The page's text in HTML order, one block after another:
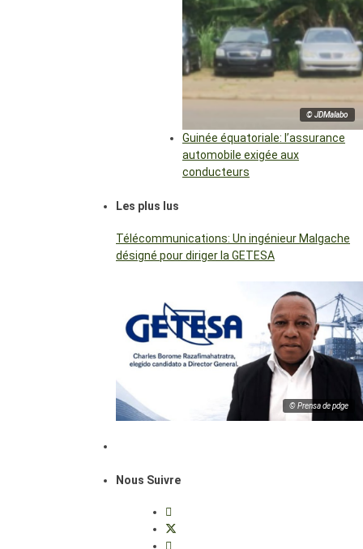
© JDMalabo
Guinée équatoriale: l’assurance
automobile exigée aux
conducteurs
Les plus lus
Télécommunications: Un ingénieur Malgache
désigné pour diriger la GETESA
© Prensa de pdge
Nous Suivre